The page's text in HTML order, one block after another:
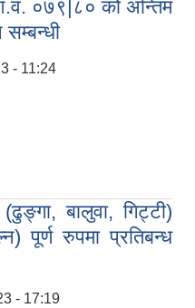
०७९|८० को अन्तिम
- 11:24
सम्बन्धीबालुवा, गिट्टी)
पूर्ण रुपमा प्रतिबन्ध
- 17:19